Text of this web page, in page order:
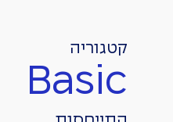
קטגוריה
Basic